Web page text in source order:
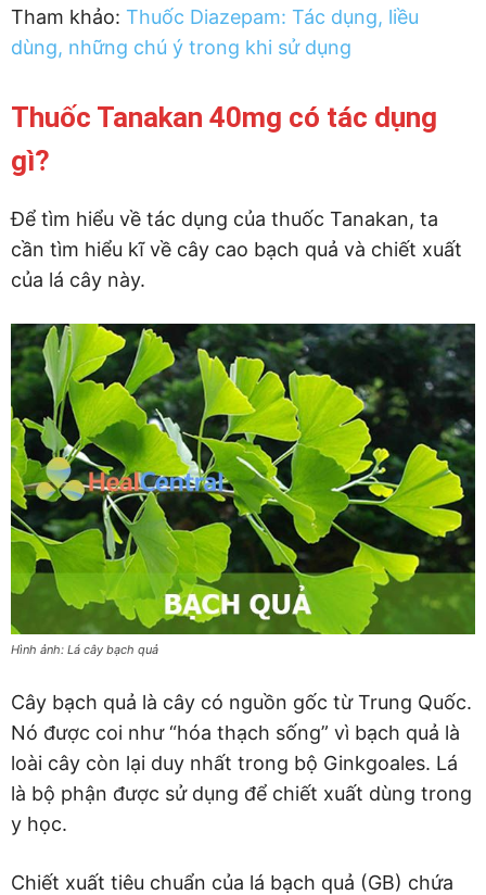
Tham khảo: Thuốc Diazepam: Tác dụng, liều
dùng, những chú ý trong khi sử dụng
Thuốc Tanakan 40mg có tác dụng
gì?
Để tìm hiểu về tác dụng của thuốc Tanakan, ta
cần tìm hiểu kĩ về cây cao bạch quả và chiết xuất
của lá cây này.
Hình ảnh: Lá cây bạch quả
Cây bạch quả là cây có nguồn gốc từ Trung Quốc.
Nó được coi như “hóa thạch sống” vì bạch quả là
loài cây còn lại duy nhất trong bộ Ginkgoales. Lá
là bộ phận được sử dụng để chiết xuất dùng trong
y học.
Chiết xuất tiêu chuẩn của lá bạch quả (GB) chứa